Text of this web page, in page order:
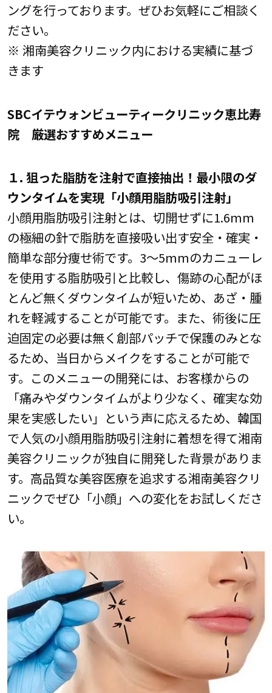
ングを行っております。ぜひお気軽にご相談く
ださい。
※ 湘南美容クリニック内における実績に基づ
きます
SBCイテウォンビューティークリニック恵比寿
院 厳選おすすめメニュー
１. 狙った脂肪を注射で直接抽出！最小限のダ
ウンタイムを実現「小顔用脂肪吸引注射」
小顔用脂肪吸引注射とは、切開せずに1.6mm
の極細の針で脂肪を直接吸い出す安全・確実・
簡単な部分痩せ術です。3～5mmのカニューレ
を使用する脂肪吸引と比較し、傷跡の心配がほ
とんど無くダウンタイムが短いため、あざ・腫
れを軽減することが可能です。また、術後に圧
迫固定の必要は無く創部パッチで保護のみとな
るため、当日からメイクをすることが可能で
す。このメニューの開発には、お客様からの
「痛みやダウンタイムがより少なく、確実な効
果を実感したい」という声に応えるため、韓国
で人気の小顔用脂肪吸引注射に着想を得て湘南
美容クリニックが独自に開発した背景がありま
す。高品質な美容医療を追求する湘南美容クリ
ニックでぜひ「小顔」への変化をお試しくださ
い。